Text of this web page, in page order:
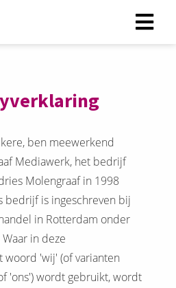
ben meewerkend
Mediawerk, het bedrijf
Molengraaf in 1998
bedrijf is ingeschreven bij
in Rotterdam onder
in deze
woord 'wij' (of varianten
'ons') wordt gebruikt, wordt